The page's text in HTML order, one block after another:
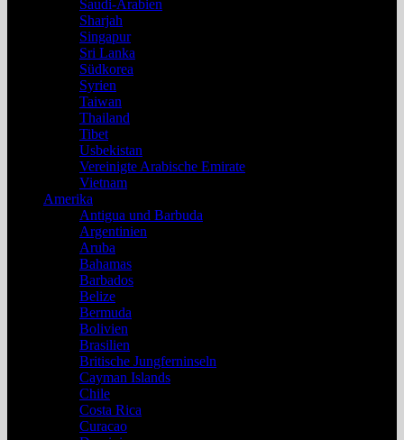
Saudi-Arabien
Sharjah
Singapur
Sri Lanka
Südkorea
Syrien
Taiwan
Thailand
Tibet
Usbekistan
Vereinigte Arabische Emirate
Vietnam
Amerika
Antigua und Barbuda
Argentinien
Aruba
Bahamas
Barbados
Belize
Bermuda
Bolivien
Brasilien
Britische Jungferninseln
Cayman Islands
Chile
Costa Rica
Curacao